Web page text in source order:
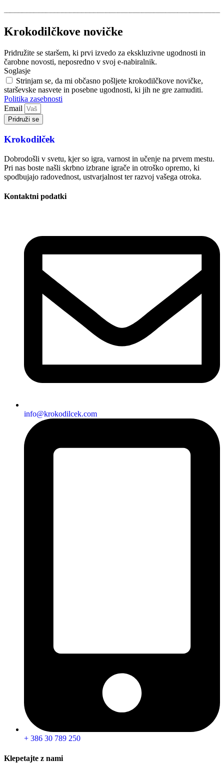
Krokodilčkove novičke
Pridružite se staršem, ki prvi izvedo za ekskluzivne ugodnosti in
čarobne novosti, neposredno v svoj e-nabiralnik.
Soglasje
Strinjam se, da mi občasno pošljete krokodilčkove novičke,
starševske nasvete in posebne ugodnosti, ki jih ne gre zamuditi.
Politika zasebnosti
Email
Pridruži se
Krokodilček
Dobrodošli v svetu, kjer so igra, varnost in učenje na prvem mestu.
Pri nas boste našli skrbno izbrane igrače in otroško opremo, ki
spodbujajo radovednost, ustvarjalnost ter razvoj vašega otroka.
Kontaktni podatki
info@krokodilcek.com
+ 386 30 789 250
Klepetajte z nami